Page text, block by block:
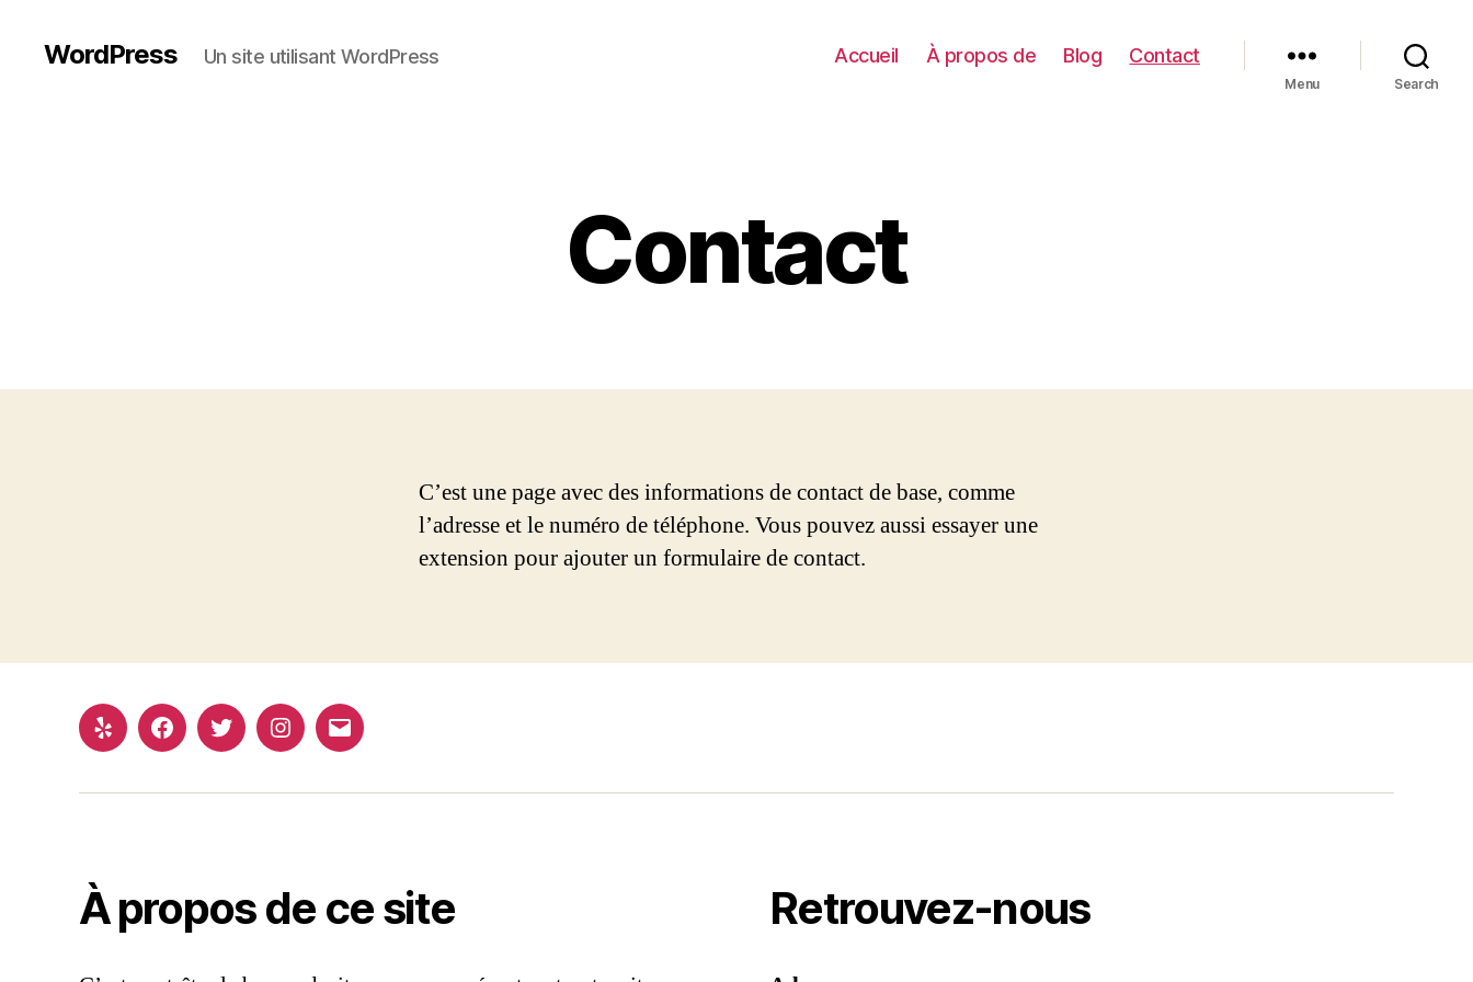
WordPress Un site utilisant WordPress Accueil À propos de Blog Contact
Menu Search
Contact
C’est une page avec des informations de contact de base, comme
l’adresse et le numéro de téléphone. Vous pouvez aussi essayer une
extension pour ajouter un formulaire de contact.
Yelp FacebookTwitterInstagram
E-
À propos de ce site Retrouvez-nous